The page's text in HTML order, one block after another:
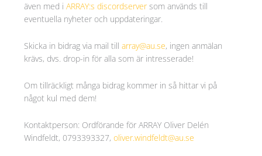
även med iARRAY:s discordserversom används till
eventuella nyheter och uppdateringar.
Skicka in bidrag via mail tillarray@au.se, ingen anmälan
krävs, dvs. drop-in för alla som är intresserade!
Om tillräckligt många bidrag kommer in så hittar vi på
något kul med dem!
Kontaktperson: Ordförande för ARRAY Oliver Delén
Windfeldt, 0793393327,oliver.windfeldt@au.se